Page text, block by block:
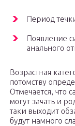
Период
Появление
анального
Возрастная
потомству
Отмечается, что
могут зачать и
таки выходит
будут намного